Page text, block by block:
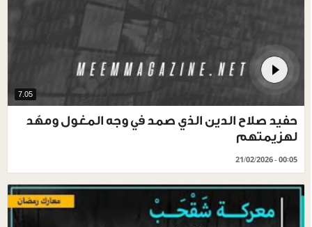
7.05
حفيد صلاح الدين الذي صمد في وجه المغول ومهّد
لهزيمتهم
21/02/2026 - 00:05